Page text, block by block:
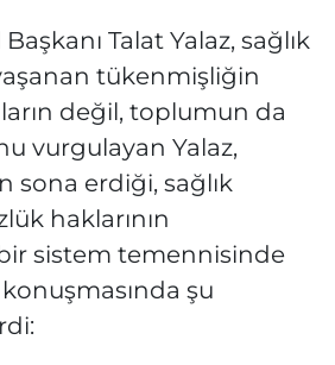
Talat Yalaz, sağlık
tükenmişliğin
değil, toplumun da
vurgulayan Yalaz,
sona erdiği, sağlık
haklarının
sistem temennisinde
şu